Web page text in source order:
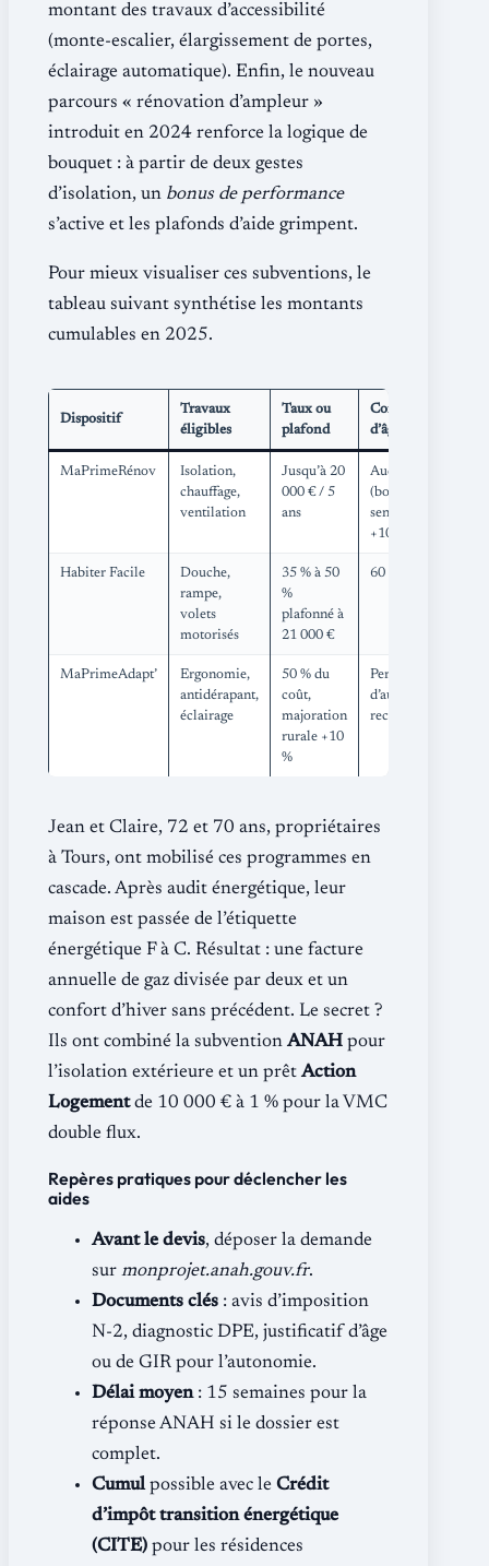
montant des travaux d’accessibilité
(monte-escalier, élargissement de portes,
éclairage automatique). Enfin, le nouveau
parcours « rénovation d’ampleur »
introduit en 2024 renforce la logique de
bouquet : à partir de deux gestes
d’isolation, un bonus de performance
s’active et les plafonds d’aide grimpent.
Pour mieux visualiser ces subventions, le
tableau suivant synthétise les montants
cumulables en 2025.
Dispositif
Travaux
éligibles
Taux ou
plafond
Condition
d’âge
MaPrimeRénov
Isolation,
chauffage,
ventilation
Jusqu’à 20
000 € / 5
ans
Aucune
(bonus
seniors :
+10 %)
Habiter Facile
Douche,
rampe,
volets
motorisés
35 % à 50
%
plafonné à
21 000 €
60 ans et +
MaPrimeAdapt’
Ergonomie,
antidérapant,
éclairage
50 % du
coût,
majoration
rurale +10
%
Perte
d’autonomie
reconnue
Jean et Claire, 72 et 70 ans, propriétaires
à Tours, ont mobilisé ces programmes en
cascade. Après audit énergétique, leur
maison est passée de l’étiquette
énergétique F à C. Résultat : une facture
annuelle de gaz divisée par deux et un
confort d’hiver sans précédent. Le secret ?
Ils ont combiné la subvention ANAH pour
l’isolation extérieure et un prêt Action
Logementde 10 000 € à 1 % pour la VMC
double flux.
Repères pratiques pour déclencher les
aides
Avant le devis, déposer la demande
sur monprojet.anah.gouv.fr.
Documents clés : avis d’imposition
N-2, diagnostic DPE, justificatif d’âge
ou de GIR pour l’autonomie.
Délai moyen: 15 semaines pour la
réponse ANAH si le dossier est
complet.
Cumulpossible avec le Crédit
d’impôt transition énergétique
(CITE) pour les résidences